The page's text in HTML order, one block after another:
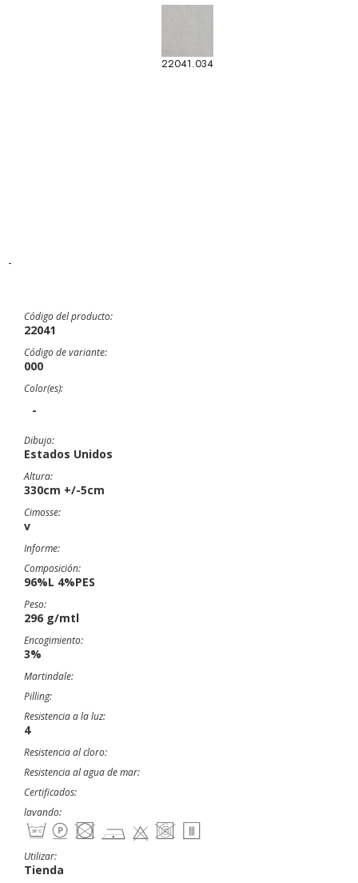
22041.034
-
Código del producto:
22041
Código de variante:
000
Color(es):
-
Dibujo:
Estados Unidos
Altura:
330cm +/-5cm
Cimosse:
v
Informe:
Composición:
96%L 4%PES
Peso:
296 g/mtl
Encogimiento:
3%
Martindale:
Pilling:
Resistencia a la luz:
4
Resistencia al cloro:
Resistencia al agua de mar:
Certificados:
lavando:
Utilizar:
Tienda